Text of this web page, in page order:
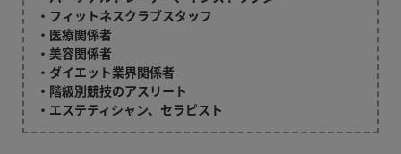
・フィットネスクラブスタッフ
・医療関係者
・美容関係者
・ダイエット業界関係者
・階級別競技のアスリート
・エステティシャン、セラピスト